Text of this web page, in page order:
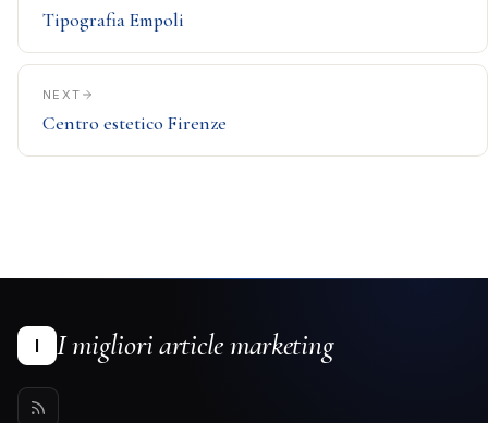
Tipografia Empoli
NEXT
Centro estetico Firenze
I I migliori article marketing